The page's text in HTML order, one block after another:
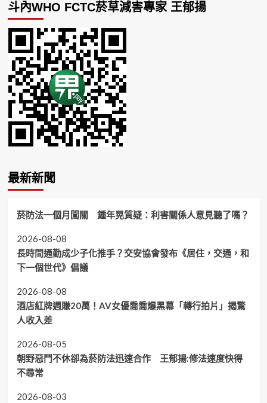
斗內WHO FCTC菸草減害專家 王郁揚
最新新聞
菸防法一個月闖關 鍾年晃質疑：利害關係人意見聽了嗎？
2026-08-08
長時間通勤成少子化推手？交安協會發布《居住，交通，和
下一個世代》倡議
2026-08-08
酒店紅牌週賺20萬！AV女優喬喬爆黑幕「轉行拍片」揭驚
人收入差
2026-08-05
朝野惡鬥不休卻為菸防法迅速合作 王郁揚:修法速度快得
不尋常
2026-08-03